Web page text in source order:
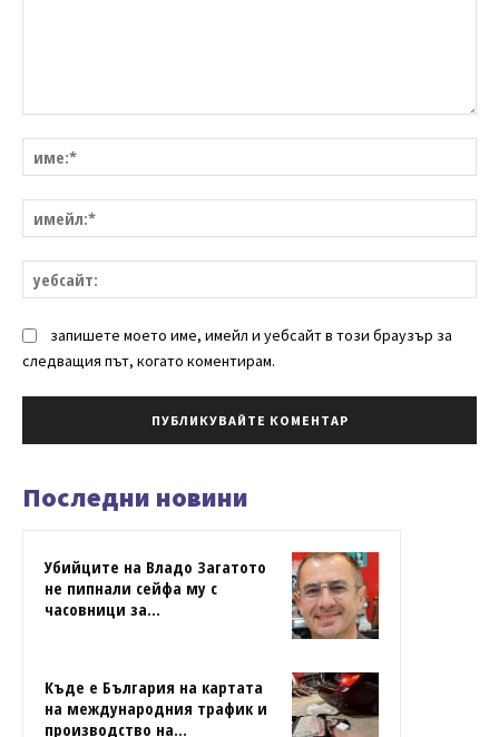
запишете моето име, имейл и уебсайт в този браузър за
следващия път, когато коментирам.
Последни новини
Убийците на Владо Загатото
не пипнали сейфа му с
часовници за...
Къде е България на картата
на международния трафик и
производство на...